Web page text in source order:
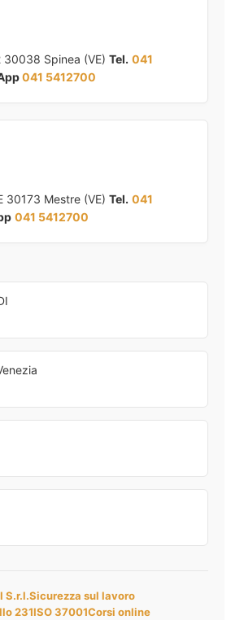
Spinea (VE) Tel. 041
041 5412700
30173 Mestre (VE) Tel. 041
041 5412700
S.r.l.Sicurezza sul lavoro
231ISO 37001Corsi online